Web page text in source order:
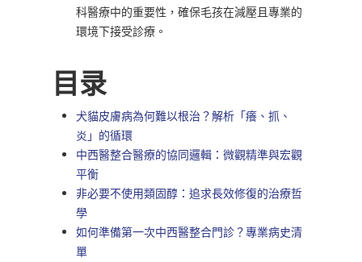
科醫療中的重要性，確保毛孩在減壓且專業的
環境下接受診療。
目录
犬貓皮膚病為何難以根治？解析「癢、抓、
炎」的循環
中西醫整合醫療的協同邏輯：微觀精準與宏觀
平衡
非必要不使用類固醇：追求長效修復的治療哲
學
如何準備第一次中西醫整合門診？專業病史清
單